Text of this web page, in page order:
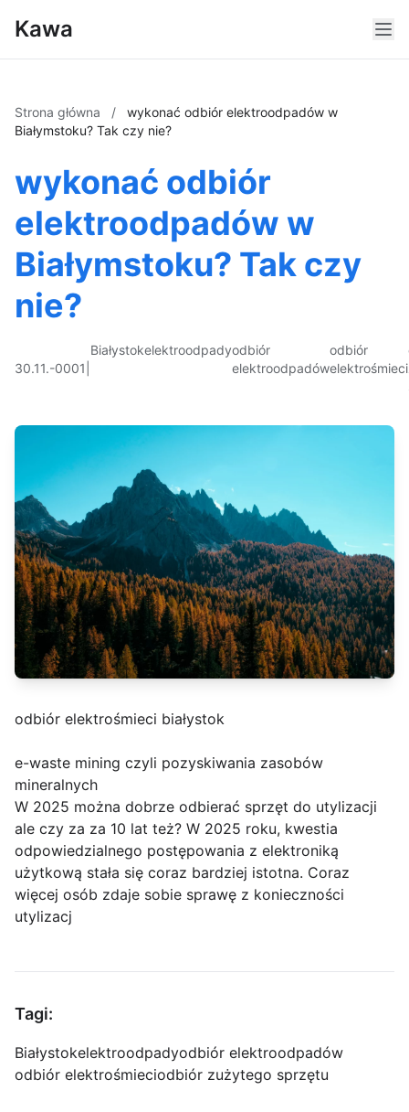
Kawa
Strona główna /
wykonać odbiór elektroodpadów w
Białymstoku? Tak czy nie?
wykonać odbiór
elektroodpadów w
Białymstoku? Tak czy
nie?
30.11.-0001
Białystokelektroodpadyodbiór
elektroodpadów
odbiór
elektrośmieci
odbiór elektrośmieci białystok
e-waste mining czyli pozyskiwania zasobów
mineralnych
W 2025 można dobrze odbierać sprzęt do utylizacji
ale czy za za 10 lat też? W 2025 roku, kwestia
odpowiedzialnego postępowania z elektroniką
użytkową stała się coraz bardziej istotna. Coraz
więcej osób zdaje sobie sprawę z konieczności
utylizacj
Tagi:
Białystokelektroodpadyodbiór elektroodpadów
odbiór elektrośmieciodbiór zużytego sprzętu